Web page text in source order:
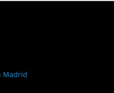
Madrid